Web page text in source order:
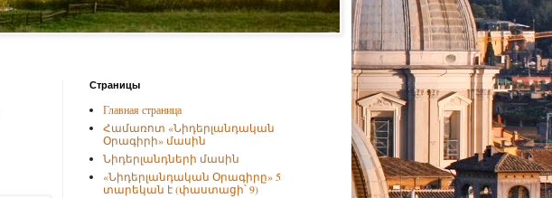
Страницы
Главная страница
Համառոտ «Նիդերլանդական
Օրագիրի» մասին
Նիդերլանդների մասին
«Նիդերլանդական Օրագիրը» 5
տարեկան է (փաստացի՝ 9)